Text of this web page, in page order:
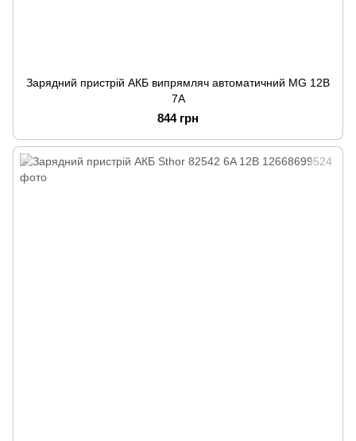
Зарядний пристрій АКБ випрямляч автоматичний MG 12В
7A
844 грн